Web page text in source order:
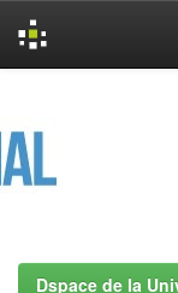
Dspace de la